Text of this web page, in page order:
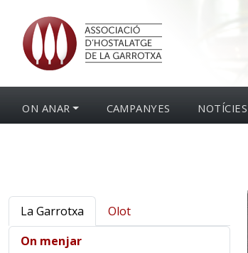
ON ANAR CAMPANYES NOTÍCIES
La Garrotxa
Olot
On menjar